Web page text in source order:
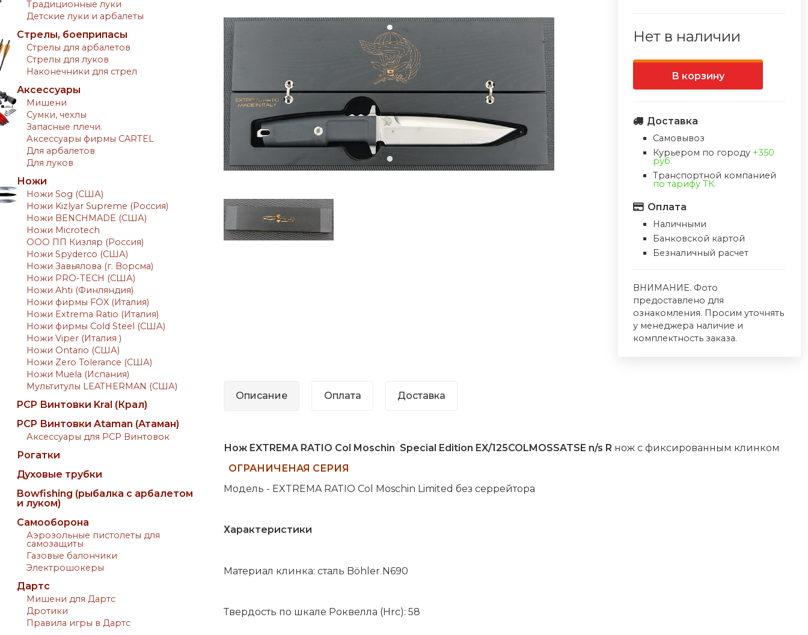
Традиционные луки
Детские луки и арбалеты
Стрелы, боеприпасы
Стрелы для арбалетов
Стрелы для луков
Наконечники для стрел
Аксессуары
Мишени
Сумки, чехлы
Запасные плечи.
Аксессуары фирмы CARTEL
Для арбалетов
Для луков
Ножи
Ножи Sog (США)
Ножи Kizlyar Supreme (Россия)
Ножи BENCHMADE (США)
Ножи Microtech
ООО ПП Кизляр (Россия)
Ножи Spyderco (США)
Ножи Завьялова (г. Ворсма)
Ножи PRO-TECH (США)
Ножи Ahti (Финляндия)
Ножи фирмы FOX (Италия)
Ножи Extrema Ratio (Италия)
Ножи фирмы Cold Steel (США)
Ножи Viper (Италия )
Ножи Ontario (США)
Ножи Zero Tolerance (США)
Ножи Muela (Испания)
Мультитулы LEATHERMAN (США)
PCP Винтовки Kral (Крал)
PCP Винтовки Ataman (Атаман)
Аксессуары для PCP Винтовок
Рогатки
Духовые трубки
Bowfishing (рыбалка с арбалетом
и луком)
Самооборона
Аэрозольные пистолеты для
самозащиты
Газовые балончики
Электрошокеры
Дартс
Мишени для Дартс
Дротики
Правила игры в Дартс
Нет в наличии
В корзину
Доставка
Самовывоз
Курьером по городу +350
руб.
Транспортной компанией
по тарифу ТК.
Оплата
Наличными
Банковской картой
Безналичный расчет
ВНИМАНИЕ. Фото
предоставлено для
ознакомления. Просим уточнять
у менеджера наличие и
комплектность заказа.
Описание Оплата Доставка
Нож EXTREMA RATIO Col Moschin Special Edition EX/125COLMOSSATSE n/s R нож с фиксированным клинком
ОГРАНИЧЕНАЯ СЕРИЯ
Модель - EXTREMA RATIO Col Moschin Limited без серрейтора
Характеристики
Материал клинка: сталь Böhler N690
Твердость по шкале Роквелла (Hrc): 58